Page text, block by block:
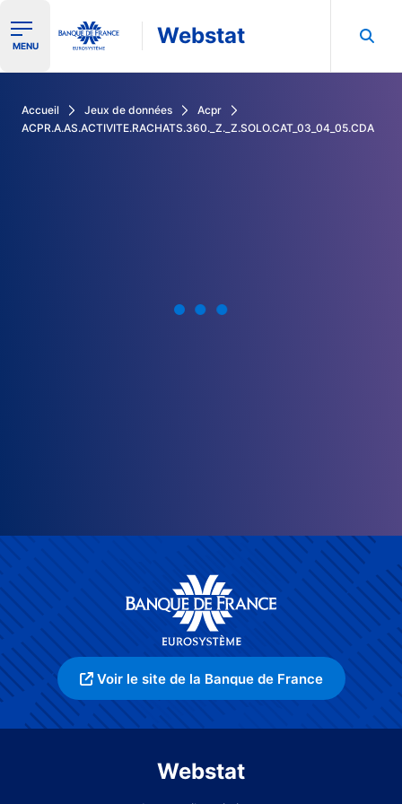
Ouvrir le menu de navigation
MENU Webstat
Accueil Jeux de données
Acpr
ACPR.A.AS.ACTIVITE.RACHATS.360._Z._Z.SOLO.CAT_03_04_05.CDA
Voir le site de la Banque de France
Webstat